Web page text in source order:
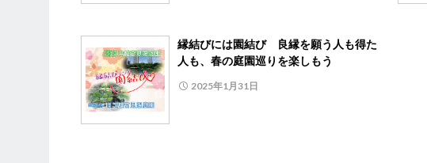
縁結びには園結び 良縁を願う人も得た
人も、春の庭園巡りを楽しもう
2025年1月31日